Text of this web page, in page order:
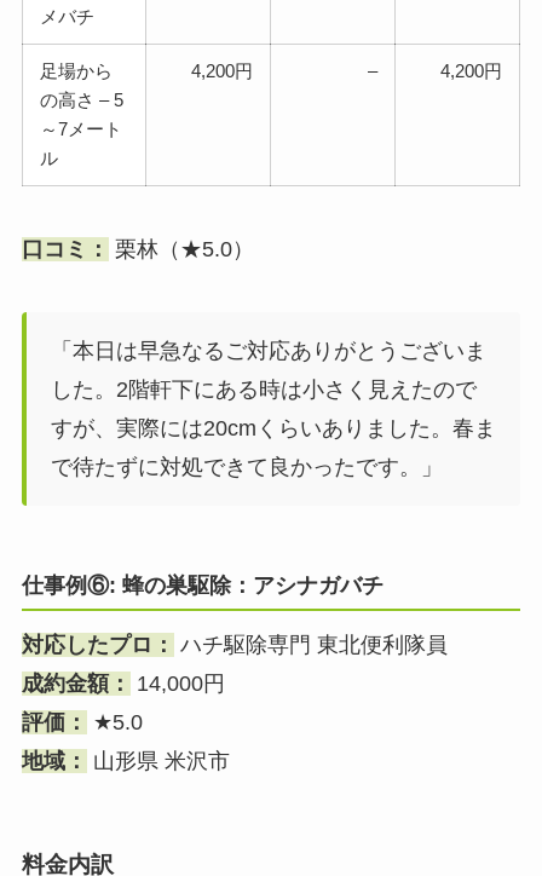
メバチ
足場から
の高さ – 5
～7メート
ル
4,200円 – 4,200円
口コミ： 栗林（★5.0）
「本日は早急なるご対応ありがとうございま
した。2階軒下にある時は小さく見えたので
すが、実際には20cmくらいありました。春ま
で待たずに対処できて良かったです。」
仕事例⑥: 蜂の巣駆除：アシナガバチ
対応したプロ： ハチ駆除専門 東北便利隊員
成約金額：
14,000円
評価：
★5.0
地域：
山形県 米沢市
料金内訳